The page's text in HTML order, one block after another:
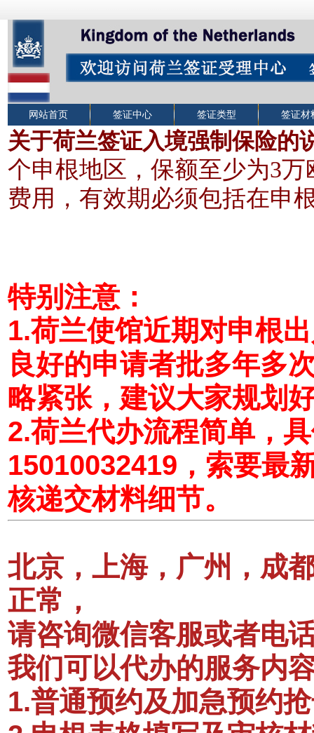
网站首页 签证中心 签证类型 签证材
关于荷兰签证入境强制保险的
个申根地区，保额至少为3万
费用，有效期必须包括在申
特别注意：
1.荷兰使馆近期对申根
良好的申请者批多年多
略紧张，建议大家规划
2.荷兰代办流程简单，
15010032419，索要最
核递交材料细节。
北京，上海，广州，成
正常，
请咨询微信客服或者电
我们可以代办的服务内
1.普通预约及加急预约